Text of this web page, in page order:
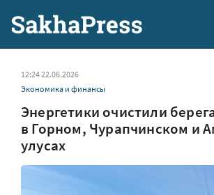
12:24 22.06.2026
Экономика и финансы
Энергетики очистили
в Горном, Чурапчинском и
улусах